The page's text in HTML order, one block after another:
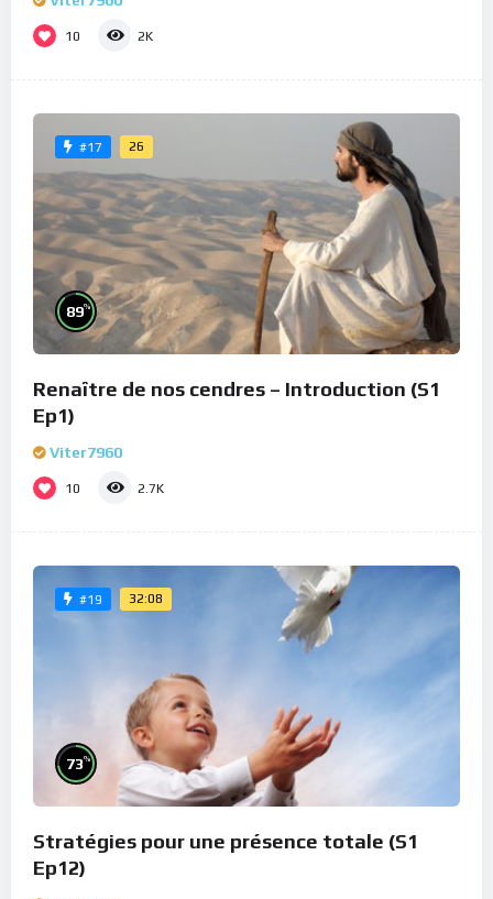
10 2K
#17 26
89%
Renaître de nos cendres – Introduction (S1
Ep1)
Viter7960
10 2.7K
#19 32:08
73%
Stratégies pour une présence totale (S1
Ep12)